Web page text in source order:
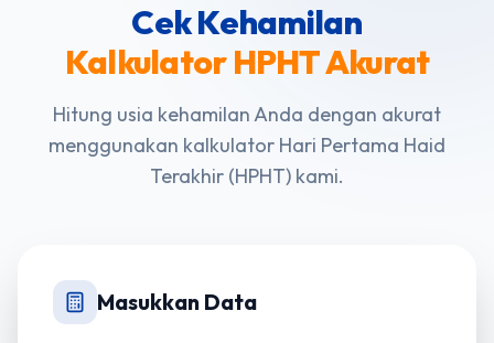
Cek Kehamilan
Kalkulator HPHT Akurat
Hitung usia kehamilan Anda dengan akurat
menggunakan kalkulator Hari Pertama Haid
Terakhir (HPHT) kami.
Masukkan Data